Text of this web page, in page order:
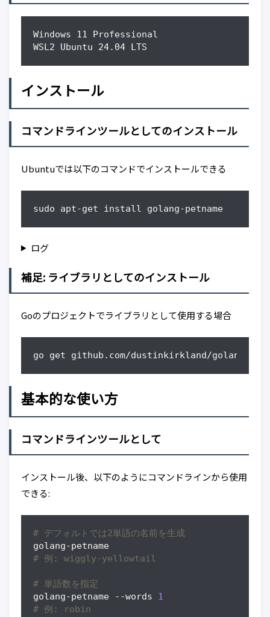
WSL2 Ubuntu 24.04 LTS
インストール
コマンドラインツールとしてのインストール
Ubuntuでは以下のコマンドでインストールできる
sudo apt-get install golang-petname
ログ
補足: ライブラリとしてのインストール
Goのプロジェクトでライブラリとして使用する場合
go get github.com/dustinkirkland/golang-
基本的な使い方
コマンドラインツールとして
インストール後、以下のようにコマンドラインから使用
できる:
# デフォルトでは2単語の名前を生成
# 例: wiggly-yellowtail
# 単語数を指定
golang-petname --words 1
# 例: robin